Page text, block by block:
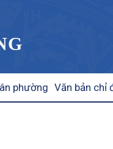
phường Văn bản chỉ